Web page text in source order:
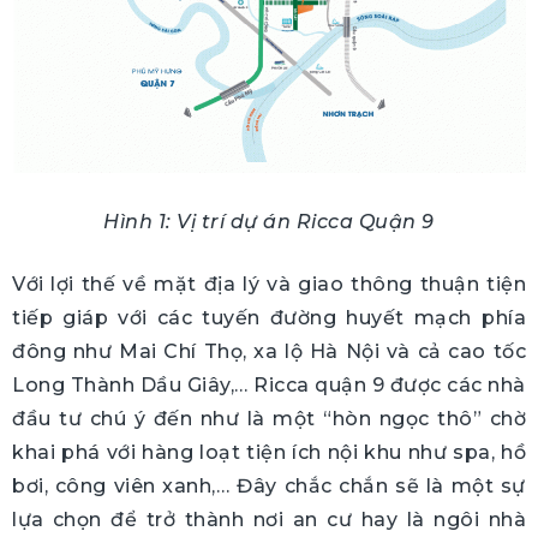
Hình 1: Vị trí dự án Ricca Quận 9
Với lợi thế về mặt địa lý và giao thông thuận tiện
tiếp giáp với các tuyến đường huyết mạch phía
đông như Mai Chí Thọ, xa lộ Hà Nội và cả cao tốc
Long Thành Dầu Giây,… Ricca quận 9 được các nhà
đầu tư chú ý đến như là một “hòn ngọc thô” chờ
khai phá với hàng loạt tiện ích nội khu như spa, hồ
bơi, công viên xanh,… Đây chắc chắn sẽ là một sự
lựa chọn để trở thành nơi an cư hay là ngôi nhà